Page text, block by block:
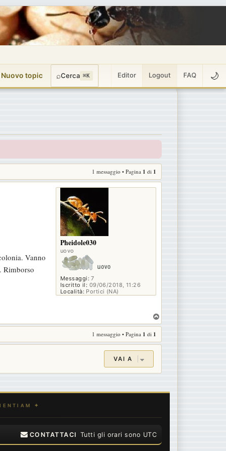
Nuovo topic ⌕Cerca ⌘K Editor Logout FAQ 🌙
1 messaggio • Pagina 1 di 1
Pheidole030
uovo
Messaggi: 7
Iscritto il: 09/06/2018, 11:26
Località: Portici (NA)
Vanno
Rimborso
o
1 messaggio • Pagina 1 di 1
VAI A
Tutti gli orari sono UTC
CONTATTACI